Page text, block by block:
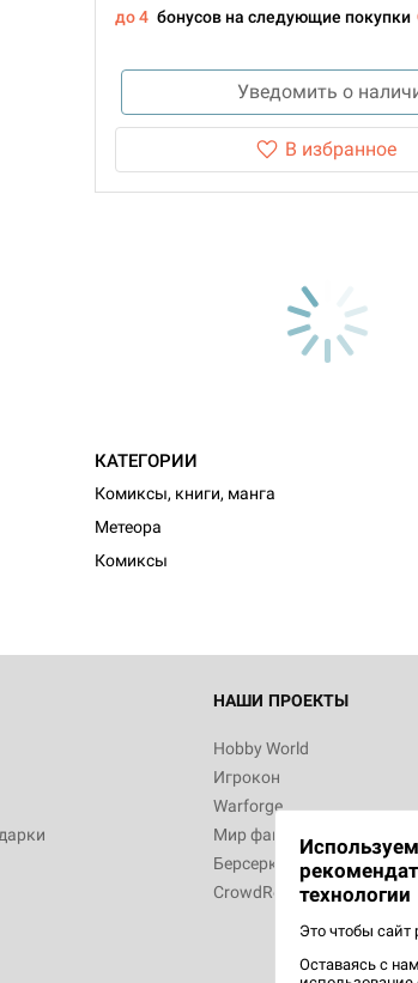
до 4 бонусов на следующие покупки
Уведомить о
В избранное
КАТЕГОРИИ
Комиксы, книги, манга
Метеора
Комиксы
НАШИ ПРОЕКТЫ
Hobby World
Игрокон
Warforge
Мир фантастики
Берсерк
CrowdRepublicтехнологии
Это чтобы сайт
Оставаясь с